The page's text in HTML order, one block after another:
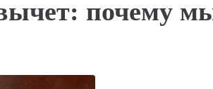
почему